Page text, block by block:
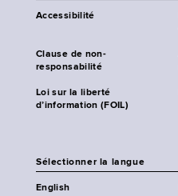
Accessibilité
Clause de non-
responsabilité
Loi sur la liberté
d’information (FOIL)
Sélectionner la langue
English